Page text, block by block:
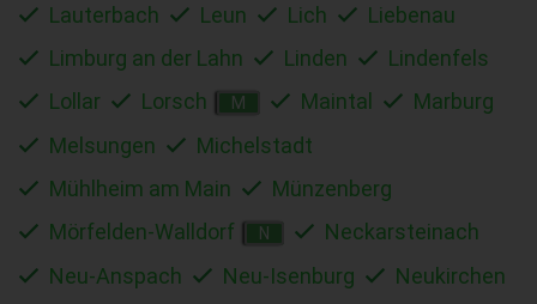
Lauterbach
Leun Lich
Liebenau
Limburg an der Lahn
Linden
Lindenfels
Lollar
Lorsch M Maintal
Marburg
Melsungen
Michelstadt
Mühlheim am Main
Münzenberg
Mörfelden-Walldorf
N
Neckarsteinach
Neu-Anspach
Neu-Isenburg
Neukirchen